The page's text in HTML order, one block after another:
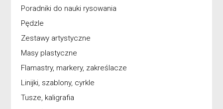
Poradniki do nauki rysowania
Pędzle
Zestawy artystyczne
Masy plastyczne
Flamastry, markery, zakreślacze
Linijki, szablony, cyrkle
Tusze, kaligrafia